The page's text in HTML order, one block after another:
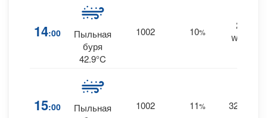
14:00
Пыльная
буря
42.9°C
1002 10%
29
WNW
15:00
Пыльная
1002 11% 32